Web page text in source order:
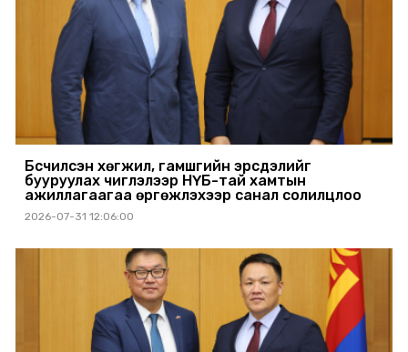
Бүсчилсэн хөгжил, гамшгийн эрсдэлийг
бууруулах чиглэлээр НҮБ-тай хамтын
ажиллагаагаа өргөжүүлэхээр санал солилцлоо
2026-07-31 12:06:00